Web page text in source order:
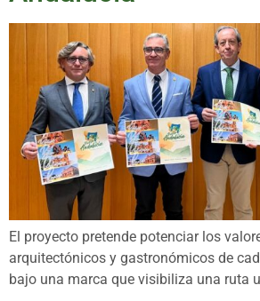
El proyecto pretende potenciar los
arquitectónicos y gastronómicos de
bajo una marca que visibiliza una ruta